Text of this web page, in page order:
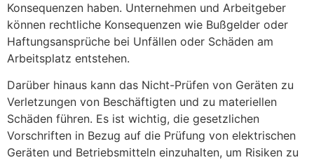
Konsequenzen haben. Unternehmen und Arbeitgeber
können rechtliche Konsequenzen wie Bußgelder oder
Haftungsansprüche bei Unfällen oder Schäden am
Arbeitsplatz entstehen.
Darüber hinaus kann das Nicht-Prüfen von Geräten zu
Verletzungen von Beschäftigten und zu materiellen
Schäden führen. Es ist wichtig, die gesetzlichen
Vorschriften in Bezug auf die Prüfung von elektrischen
Geräten und Betriebsmitteln einzuhalten, um Risiken zu